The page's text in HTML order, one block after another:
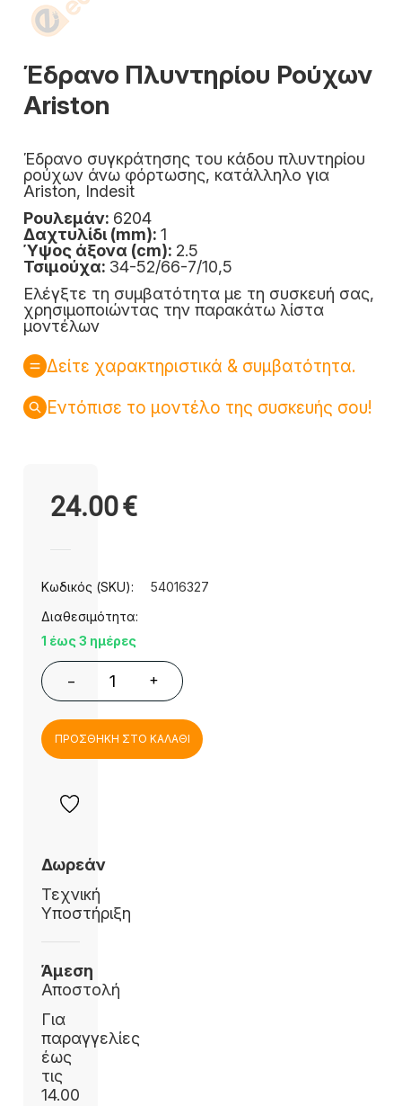
Έδρανο Πλυντηρίου Ρούχων
Ariston
Έδρανο συγκράτησης του κάδου πλυντηρίου
ρούχων άνω φόρτωσης, κατάλληλο για
Ariston, Indesit
Ρουλεμάν: 6204
Δαχτυλίδι (mm): 1
Ύψος άξονα (cm): 2.5
Τσιμούχα: 34-52/66-7/10,5
Ελέγξτε τη συμβατότητα με τη συσκευή σας,
χρησιμοποιώντας την παρακάτω λίστα
μοντέλων
Δείτε χαρακτηριστικά & συμβατότητα.
Εντόπισε το μοντέλο της συσκευής σου!
24.00€
Κωδικός (SKU):
54016327
Διαθεσιμότητα:
1 έως 3 ημέρες
− +
ΠΡΟΣΘΗΚΗ ΣΤΟ ΚΑΛΑΘΙ
Δωρεάν
Τεχνική
Υποστήριξη
Άμεση
Αποστολή
Για
παραγγελίες
έως
τις
14.00